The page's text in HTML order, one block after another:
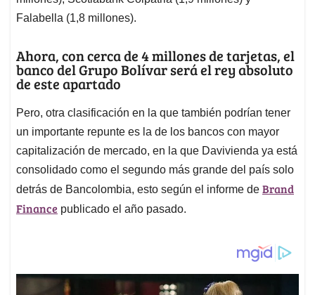
Falabella (1,8 millones).
Ahora, con cerca de 4 millones de tarjetas, el
banco del Grupo Bolívar será el rey absoluto
de este apartado
Pero, otra clasificación en la que también podrían tener
un importante repunte es la de los bancos con mayor
capitalización de mercado, en la que Davivienda ya está
consolidado como el segundo más grande del país solo
detrás de Bancolombia, esto según el informe de Brand
Finance publicado el año pasado.